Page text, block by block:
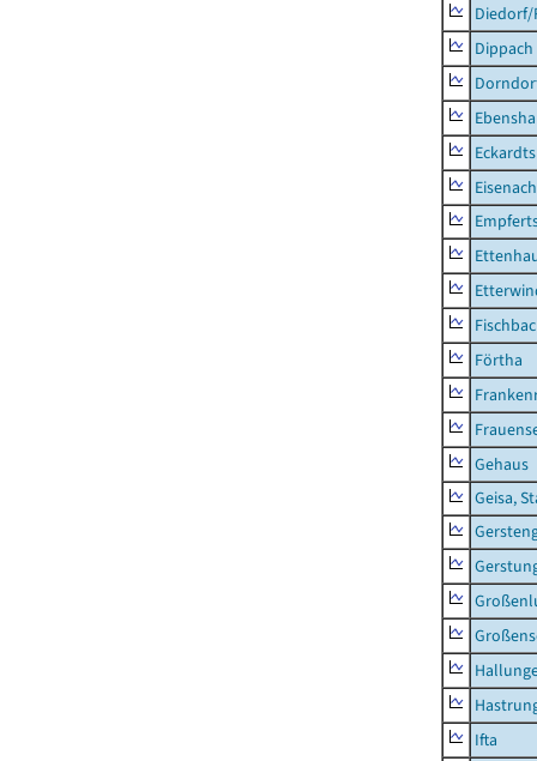
Dippach
Förtha
Gehaus
Geisa,
Ifta